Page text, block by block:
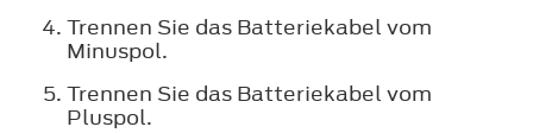
Trennen Sie das Batteriekabel vom
Minuspol.
Trennen Sie das Batteriekabel vom
Pluspol.